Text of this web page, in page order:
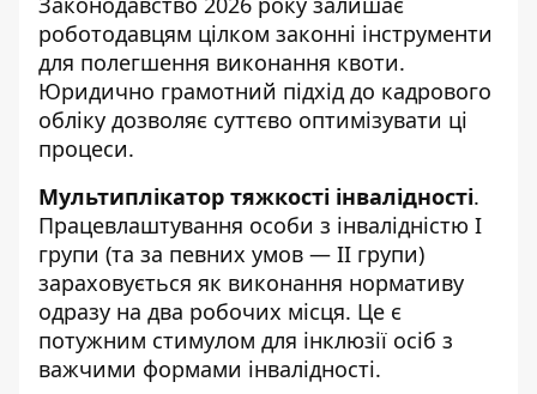
роботодавцям цілком законні інструменти
для полегшення виконання квоти.
Юридично грамотний підхід до кадрового
обліку дозволяє суттєво оптимізувати ці
процеси.
Мультиплікатор тяжкості інвалідності.
Працевлаштування особи з інвалідністю І
групи (та за певних умов — ІІ групи)
зараховується як виконання нормативу
одразу на два робочих місця. Це є
потужним стимулом для інклюзії осіб з
важчими формами інвалідності.